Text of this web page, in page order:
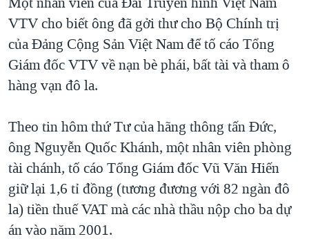
GIÁO DỤC
CHI PHÍ CHIẾN TRANH AFGHANISTAN
CÁC GIÁ TRỊ CỘNG HÒA Ở VIỆT NAM
THƯỢNG ĐỈNH TRUMP-KIM TẠI VIỆT NAM
TRỊNH VĨNH BÌNH VS. CHÍNH PHỦ VIỆT NAM
BÊN KIA QUỐC LỘ: TIẾNG VỌNG TỪ NÔNG THÔN MỸ
QUAN HỆ VIỆT MỸ
VTV cho biết ông đã gởi thư cho Bộ Chính trị
của Đảng Cộng Sản Việt Nam để tố cáo Tổng
Giám đốc VTV về nạn bè phái, bất tài và tham ô
hàng vạn đô la.
Theo tin hôm thứ Tư của hãng thông tấn Đức,
ông Nguyễn Quốc Khánh, một nhân viên phòng
tài chánh, tố cáo Tổng Giám đốc Vũ Văn Hiến
giữ lại 1,6 tỉ đồng (tương đương với 82 ngàn đô
la) tiền thuế VAT mà các nhà thầu nộp cho ba dự
án vào năm 2001.